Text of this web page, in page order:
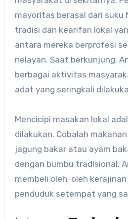
mayoritas berasal dari suku
tradisi dan kearifan lokal
antara mereka berprofesi
nelayan. Saat berkunjung,
berbagai aktivitas
adat yang seringkali
Mencicipi masakan lokal
dilakukan. Cobalah
jagung bakar atau ayam
dengan bumbu tradisional.
membeli oleh-oleh
penduduk setempat yang